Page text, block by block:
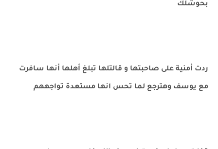
بحوشلك
ردت أمنية على صاحبتها و قالتلها تبلغ أهلها أنها سافرت
مع يوسف وهترجع لما تحس انها مستعدة تواجههم